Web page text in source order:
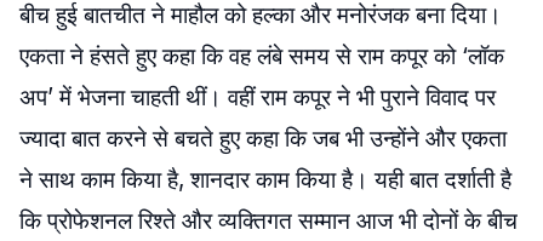
बीच हुई बातचीत ने माहौल को हल्का और मनोरंजक बना दिया।
एकता ने हंसते हुए कहा कि वह लंबे समय से राम कपूर को ‘लॉक
अप’ में भेजना चाहती थीं। वहीं राम कपूर ने भी पुराने विवाद पर
ज्यादा बात करने से बचते हुए कहा कि जब भी उन्होंने और एकता
ने साथ काम किया है, शानदार काम किया है। यही बात दर्शाती है
कि प्रोफेशनल रिश्ते और व्यक्तिगत सम्मान आज भी दोनों के बीच